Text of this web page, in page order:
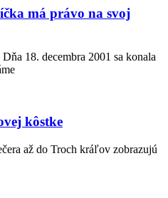
má právo na svoj
18. decembra 2001 sa konala
kôstke
až do Troch kráľov zobrazujú